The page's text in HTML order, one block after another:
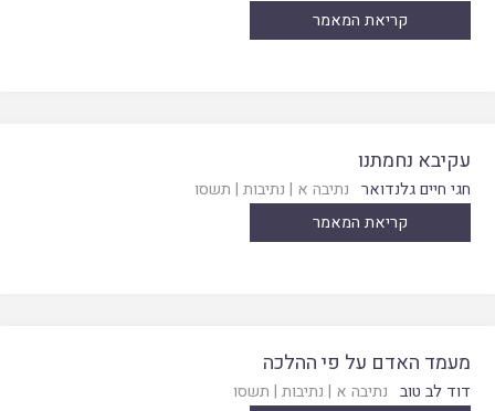
קריאת המאמר
עקיבא נחמתנו
חגי חיים גלנדואר נתיבה א | נתיבות | תשסו
קריאת המאמר
מעמד האדם על פי ההלכה
דוד לב טוב נתיבה א | נתיבות | תשסו